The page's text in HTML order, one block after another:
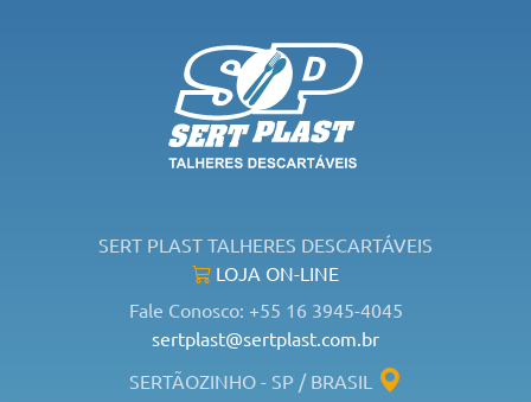
SERT PLAST TALHERES DESCARTÁVEIS
LOJA ON-LINE
Fale Conosco: +55 16 3945-4045
sertplast@sertplast.com.br
SERTÃOZINHO - SP / BRASIL